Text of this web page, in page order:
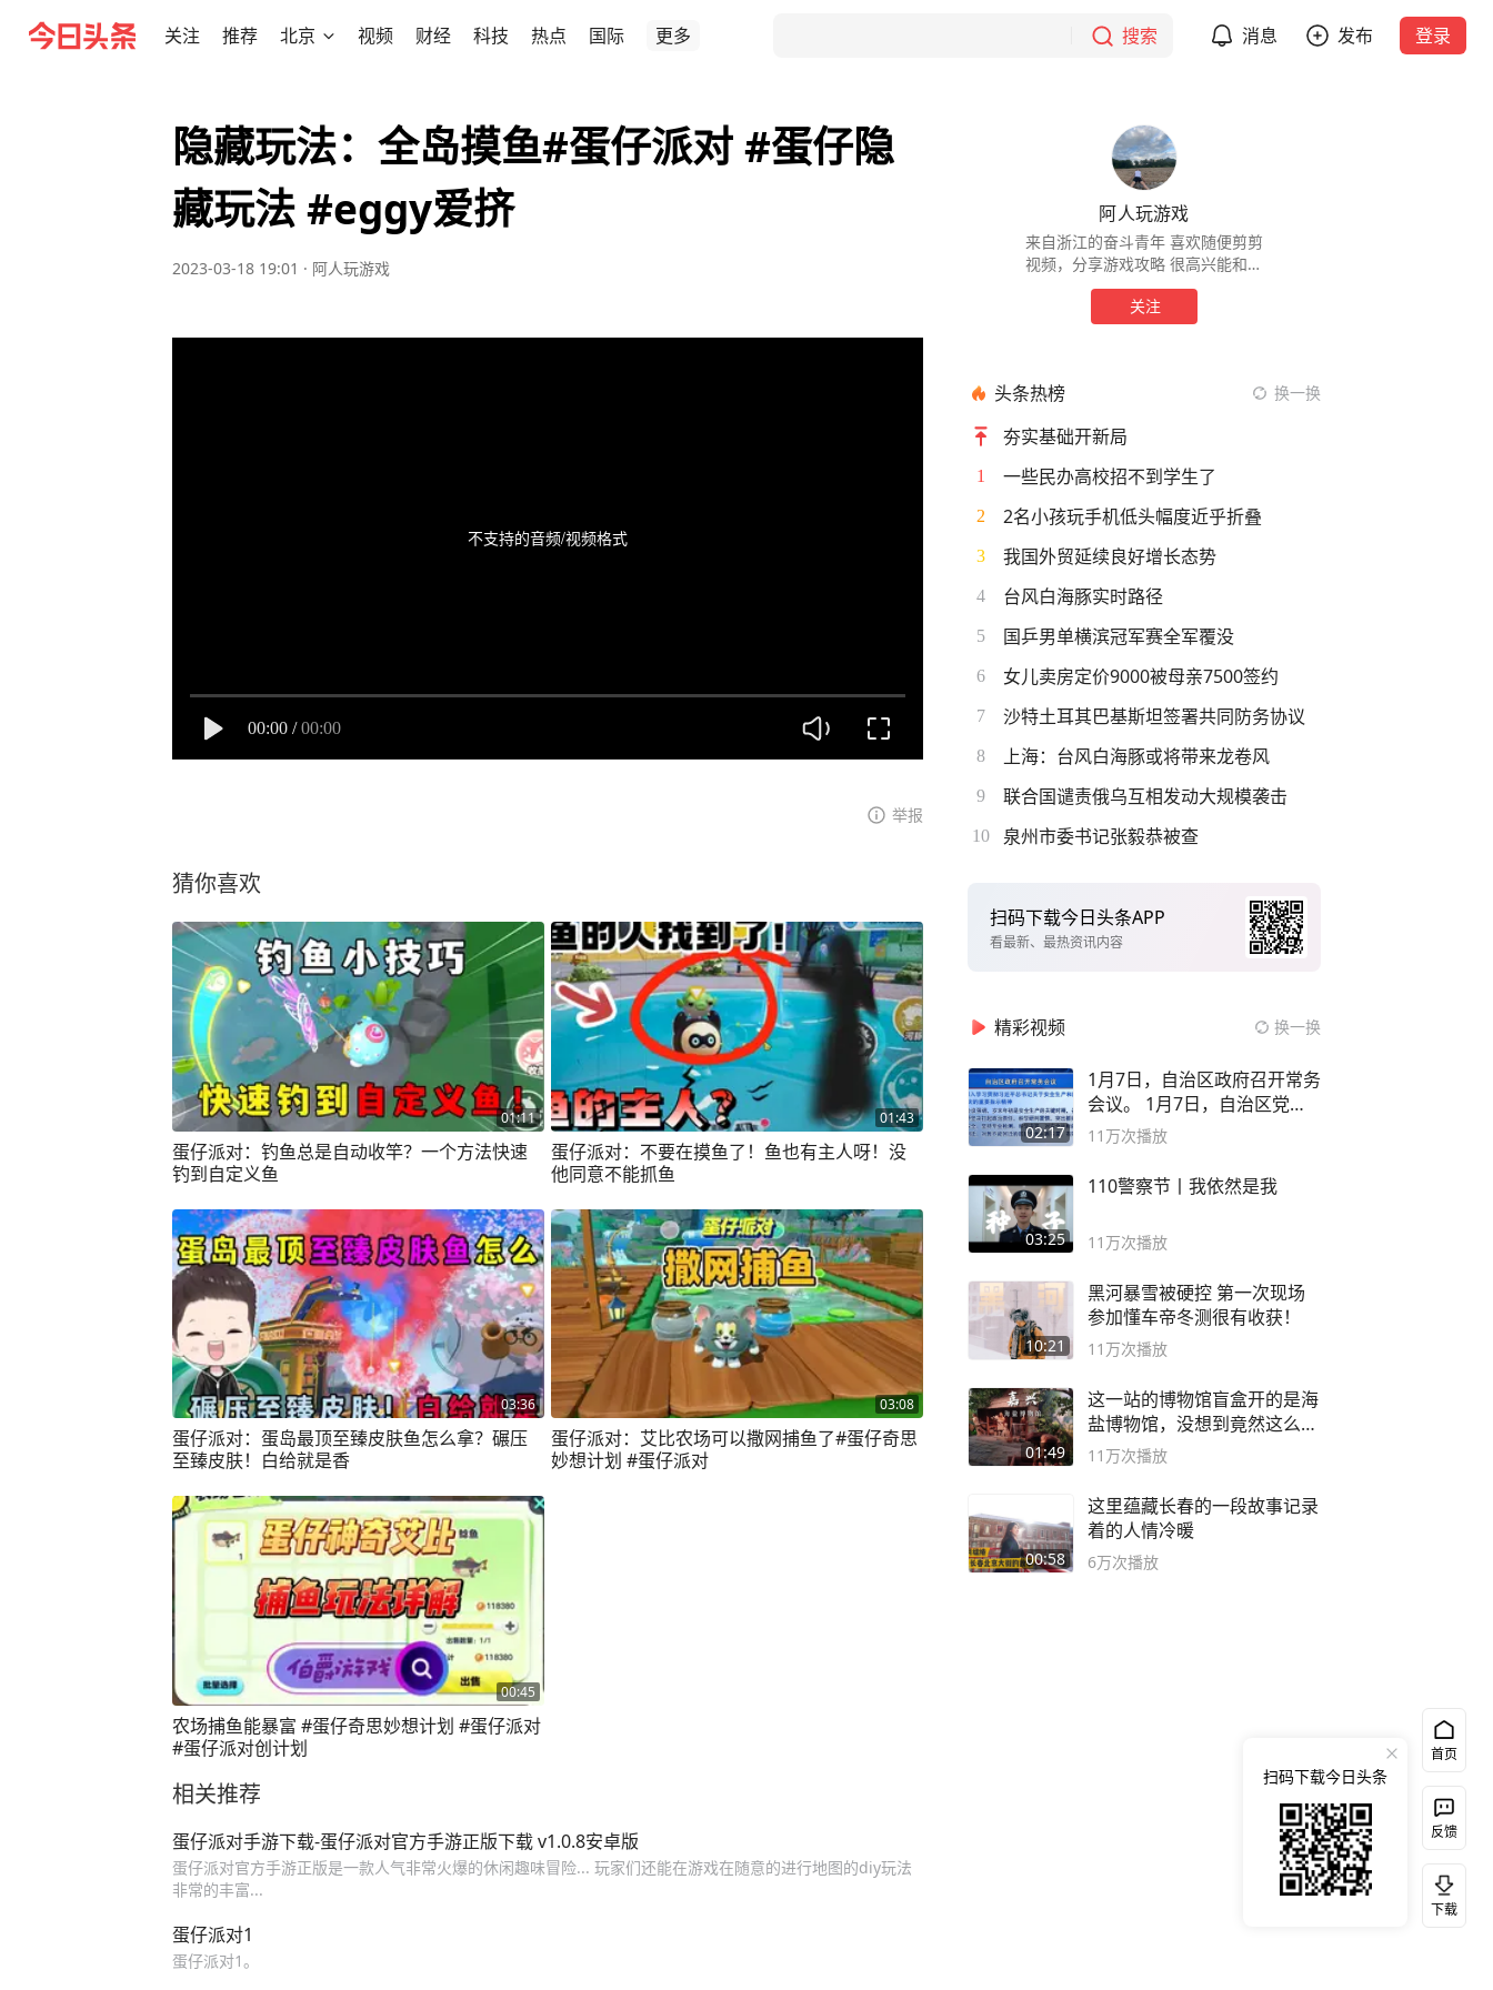
关注 推荐 北京 视频 财经 科技 热点 国际 更多 搜索 消息 发布 登录
隐藏玩法：全岛摸鱼#蛋仔派对 #蛋仔隐
藏玩法 #eggy爱挤
2023-03-18 19:01 · 阿人玩游戏
不支持的音频/视频格式
00:00 / 00:00
举报
猜你喜欢
01:11
蛋仔派对：钓鱼总是自动收竿？一个方法快速
钓到自定义鱼
01:43
蛋仔派对：不要在摸鱼了！鱼也有主人呀！没
他同意不能抓鱼
03:36
蛋仔派对：蛋岛最顶至臻皮肤鱼怎么拿？碾压
至臻皮肤！白给就是香
03:08
蛋仔派对：艾比农场可以撒网捕鱼了#蛋仔奇思
妙想计划 #蛋仔派对
00:45
农场捕鱼能暴富 #蛋仔奇思妙想计划 #蛋仔派对
#蛋仔派对创计划
相关推荐
蛋仔派对手游下载-蛋仔派对官方手游正版下载 v1.0.8安卓版
蛋仔派对官方手游正版是一款人气非常火爆的休闲趣味冒险... 玩家们还能在游戏在随意的进行地图的diy玩法
非常的丰富...
蛋仔派对1
蛋仔派对1。
阿人玩游戏
来自浙江的奋斗青年 喜欢随便剪剪
视频，分享游戏攻略 很高兴能和大
家相遇
关注
头条热榜 换一换
夯实基础开新局
1 一些民办高校招不到学生了
2 2名小孩玩手机低头幅度近乎折叠
3 我国外贸延续良好增长态势
4 台风白海豚实时路径
5 国乒男单横滨冠军赛全军覆没
6 女儿卖房定价9000被母亲7500签约
7 沙特土耳其巴基斯坦签署共同防务协议
8 上海：台风白海豚或将带来龙卷风
9 联合国谴责俄乌互相发动大规模袭击
10 泉州市委书记张毅恭被查
扫码下载今日头条APP
看最新、最热资讯内容
精彩视频 换一换
02:17
1月7日，自治区政府召开常务
会议。 1月7日，自治区党委
副书记
11万次播放
03:25
110警察节丨我依然是我
11万次播放
10:21
黑河暴雪被硬控 第一次现场
参加懂车帝冬测很有收获！
11万次播放
01:49
这一站的博物馆盲盒开的是海
盐博物馆，没想到竟然这么好
逛！
11万次播放
00:58
这里蕴藏长春的一段故事记录
着的人情冷暖
6万次播放
首页
反馈
下载
扫码下载今日头条